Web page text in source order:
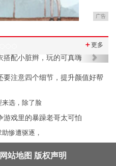
广告
＋更多
Next
来选，除了脸
惨遭驱逐，
网站地图 版权声明